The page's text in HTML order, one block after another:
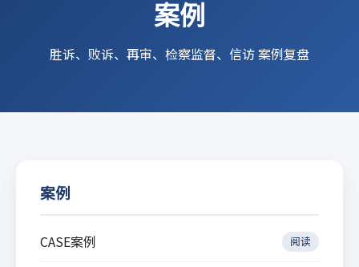
案例
胜诉、败诉、再审、检察监督、信访 案例复盘
案例
CASE案例 阅读